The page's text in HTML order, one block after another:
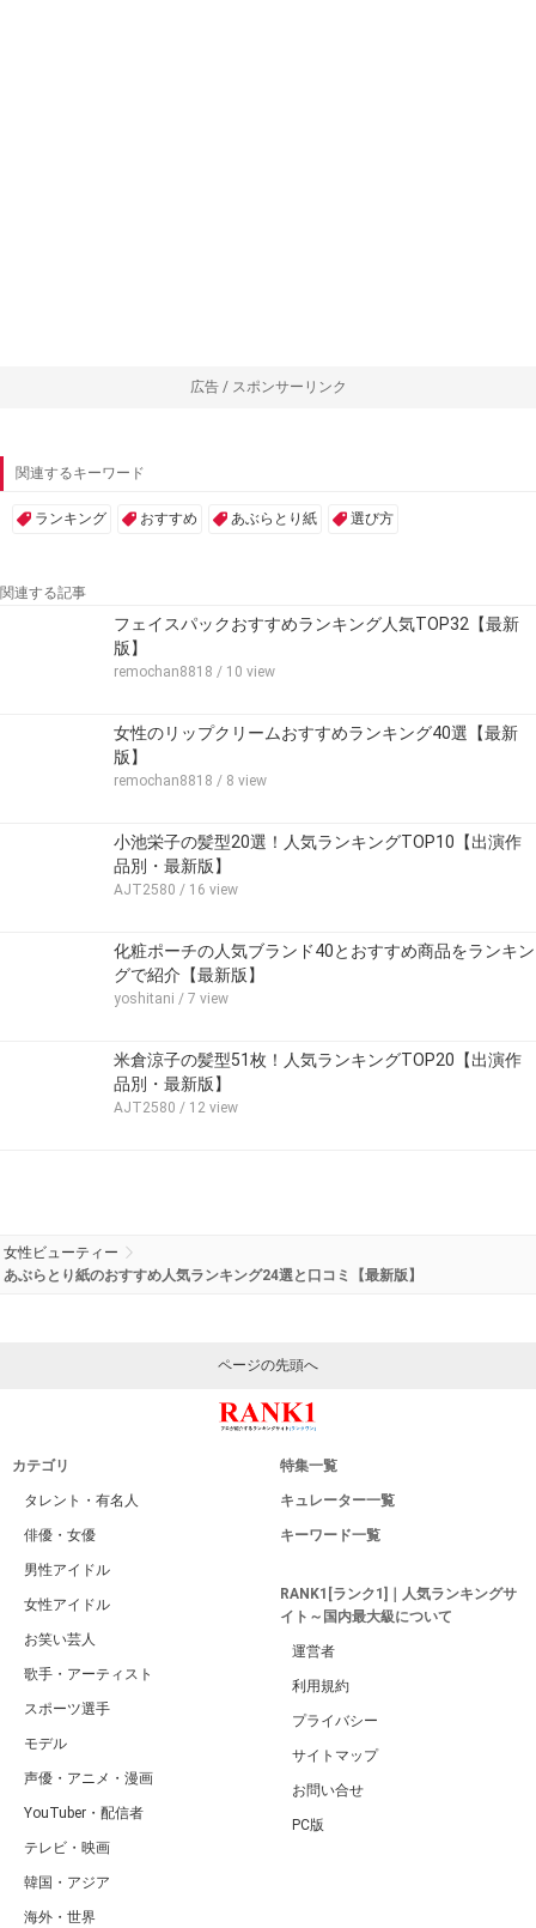
広告 / スポンサーリンク
関連するキーワード
ランキング おすすめ あぶらとり紙 選び方
関連する記事
フェイスパックおすすめランキング人気TOP32【最新
版】
remochan8818 / 10 view
女性のリップクリームおすすめランキング40選【最新
版】
remochan8818 / 8 view
小池栄子の髪型20選！人気ランキングTOP10【出演作
品別・最新版】
AJT2580 / 16 view
化粧ポーチの人気ブランド40とおすすめ商品をランキン
グで紹介【最新版】
yoshitani / 7 view
米倉涼子の髪型51枚！人気ランキングTOP20【出演作
品別・最新版】
AJT2580 / 12 view
女性ビューティー
あぶらとり紙のおすすめ人気ランキング24選と口コミ【最新版】
ページの先頭へ
カテゴリ
タレント・有名人
俳優・女優
男性アイドル
女性アイドル
お笑い芸人
歌手・アーティスト
スポーツ選手
モデル
声優・アニメ・漫画
YouTuber・配信者
テレビ・映画
韓国・アジア
海外・世界
特集一覧
キュレーター一覧
キーワード一覧
RANK1[ランク1]｜人気ランキングサ
イト～国内最大級について
運営者
利用規約
プライバシー
サイトマップ
お問い合せ
PC版